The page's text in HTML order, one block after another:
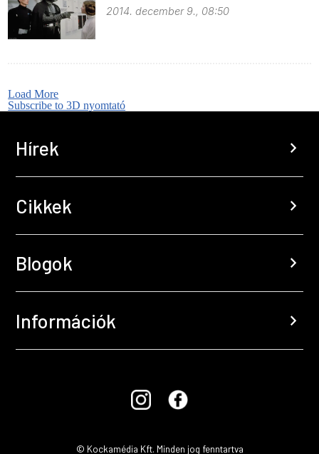
2014. december 9., 08:50
Load More
Subscribe to 3D nyomtató
Hírek chevron_right
Cikkek chevron_right
Blogok chevron_right
Információk chevron_right
© Kockamédia Kft. Minden jog fenntartva